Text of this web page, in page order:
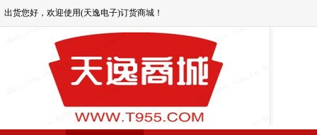
出货您好，欢迎使用(天逸电子)订货商城！